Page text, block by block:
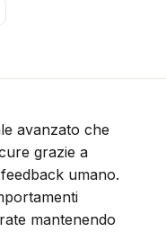
avanzato che
grazie a
umano.
mantenendo